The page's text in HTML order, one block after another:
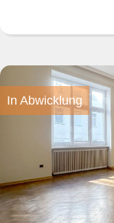
In Abwicklung